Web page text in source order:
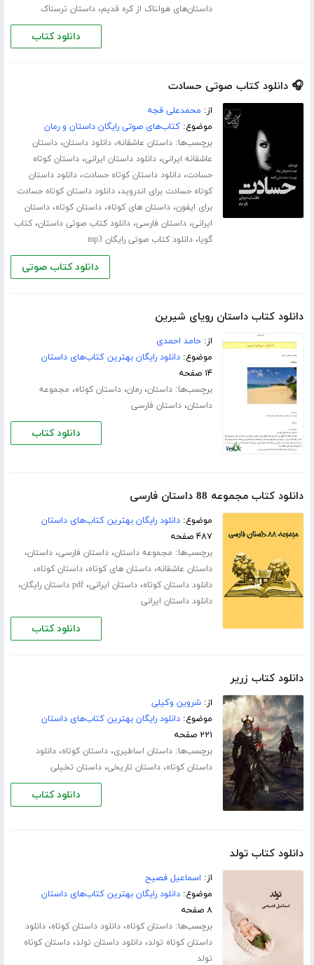
داستان‌های هولناک از کره قدیم،داستان ترسناک
دانلود کتاب
🎧 دانلود کتاب صوتی حسادت
از: محمدعلی قجه
موضوع:کتاب‌های صوتی رایگان داستان و رمان
برچسب‌ها:داستان عاشقانه،دانلود داستان،داستان
عاشقانه ایرانی،دانلود داستان ایرانی،داستان کوتاه
حسادت،دانلود داستان کوتاه حسادت،دانلود داستان
کوتاه حسادت برای اندروید،دانلود داستان کوتاه حسادت
برای ایفون،داستان های کوتاه،داستان کوتاه،داستان
ایرانی،داستان فارسی،دانلود کتاب صوتی داستان،کتاب
گویا،دانلود کتاب صوتی رایگان mp3
دانلود کتاب صوتی
دانلود کتاب داستان رویای شیرین
از:حامد احمدی
موضوع:دانلود رایگان بهترین کتاب‌های داستان
۱۴ صفحه
برچسب‌ها:داستان،رمان،داستان کوتاه، مجموعه
داستان،داستان فارسی
دانلود کتاب
دانلود کتاب مجموعه 88 داستان فارسی
موضوع:دانلود رایگان بهترین کتاب‌های داستان
۴۸۷ صفحه
برچسب‌ها: مجموعه داستان،داستان فارسی،داستان،
داستان عاشقانه،داستان های کوتاه،داستان کوتاه،
دانلود داستان کوتاه،داستان ایرانی،pdf داستان رایگان ،
دانلود داستان ایرانی
دانلود کتاب
دانلود کتاب زریر
از:شروین وکیلی
موضوع:دانلود رایگان بهترین کتاب‌های داستان
۲۲۱ صفحه
برچسب‌ها:داستان اساطیری،داستان کوتاه،دانلود
داستان کوتاه،داستان تاریخی،داستان تخیلی
دانلود کتاب
دانلود کتاب تولد
از: اسماعیل فصیح
موضوع:دانلود رایگان بهترین کتاب‌های داستان
۸ صفحه
برچسب‌ها:داستان کوتاه،دانلود داستان کوتاه،دانلود
داستان کوتاه تولد،دانلود داستان تولد،داستان کوتاه
تولد